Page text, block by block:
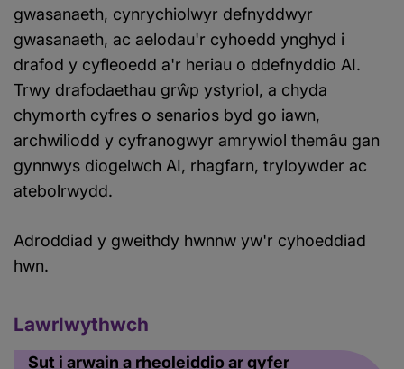
gwasanaeth, cynrychiolwyr defnyddwyr
gwasanaeth, ac aelodau'r cyhoedd ynghyd i
drafod y cyfleoedd a'r heriau o ddefnyddio AI.
Trwy drafodaethau grŵp ystyriol, a chyda
chymorth cyfres o senarios byd go iawn,
archwiliodd y cyfranogwyr amrywiol themâu gan
gynnwys diogelwch AI, rhagfarn, tryloywder ac
atebolrwydd.
Adroddiad y gweithdy hwnnw yw'r cyhoeddiad
hwn.
Lawrlwythwch
Sut i arwain a rheoleiddio ar gyfer